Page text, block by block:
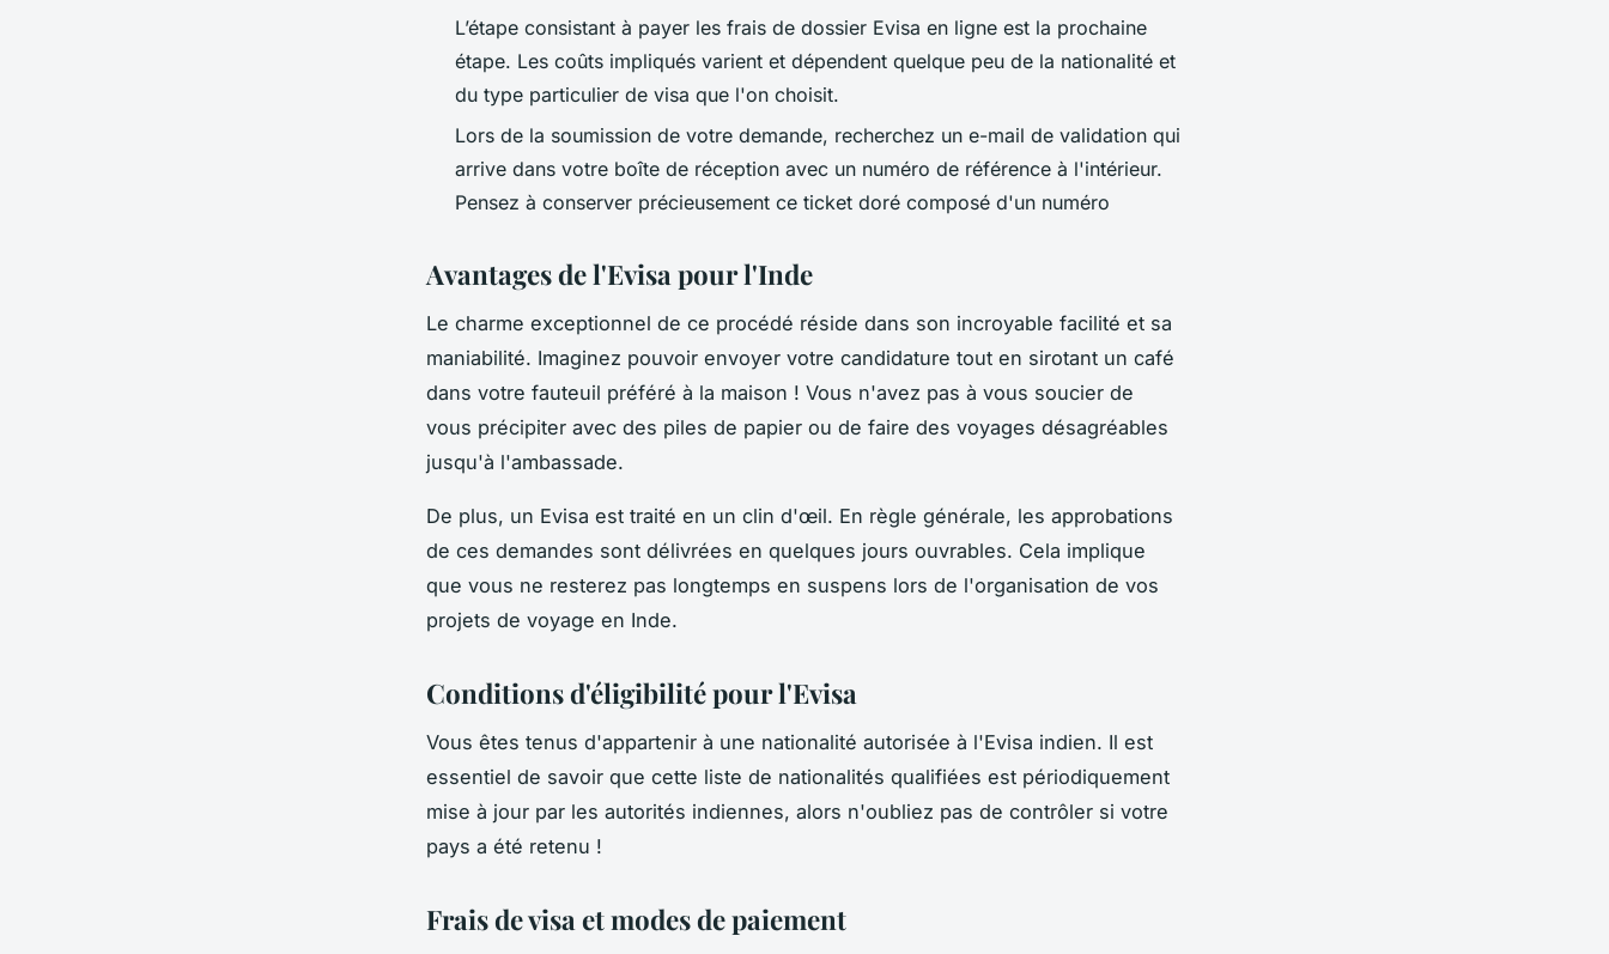
L’étape consistant à payer les frais de dossier Evisa en ligne est la prochaine
étape. Les coûts impliqués varient et dépendent quelque peu de la nationalité et
du type particulier de visa que l'on choisit.
Lors de la soumission de votre demande, recherchez un e-mail de validation qui
arrive dans votre boîte de réception avec un numéro de référence à l'intérieur.
Pensez à conserver précieusement ce ticket doré composé d'un numéro
Avantages de l'Evisa pour l'Inde
Le charme exceptionnel de ce procédé réside dans son incroyable facilité et sa
maniabilité. Imaginez pouvoir envoyer votre candidature tout en sirotant un café
dans votre fauteuil préféré à la maison ! Vous n'avez pas à vous soucier de
vous précipiter avec des piles de papier ou de faire des voyages désagréables
jusqu'à l'ambassade.
De plus, un Evisa est traité en un clin d'œil. En règle générale, les approbations
de ces demandes sont délivrées en quelques jours ouvrables. Cela implique
que vous ne resterez pas longtemps en suspens lors de l'organisation de vos
projets de voyage en Inde.
Conditions d'éligibilité pour l'Evisa
Vous êtes tenus d'appartenir à une nationalité autorisée à l'Evisa indien. Il est
essentiel de savoir que cette liste de nationalités qualifiées est périodiquement
mise à jour par les autorités indiennes, alors n'oubliez pas de contrôler si votre
pays a été retenu !
Frais de visa et modes de paiement